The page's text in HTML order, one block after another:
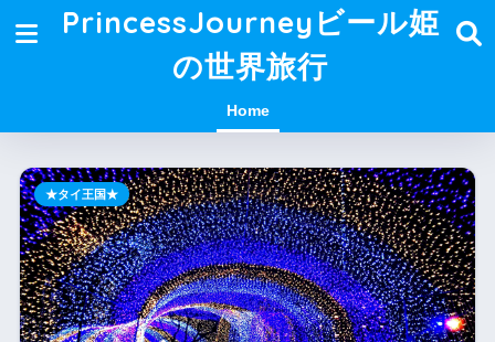
PrincessJourneyビール姫
の世界旅行
Home
★タイ王国★